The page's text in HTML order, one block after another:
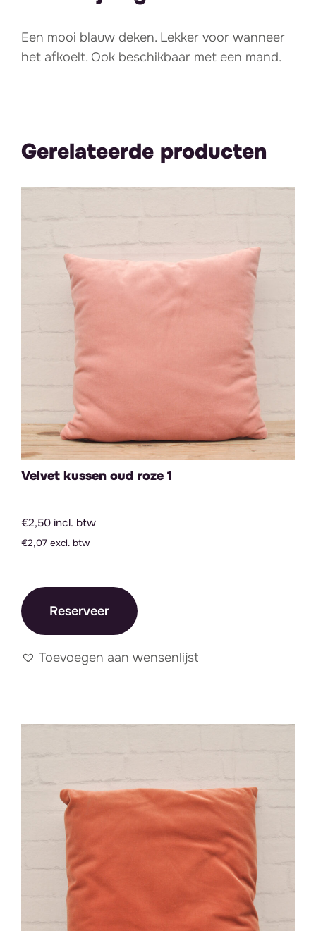
Een mooi blauw deken. Lekker voor wanneer
het afkoelt. Ook beschikbaar met een mand.
Gerelateerde producten
Velvet kussen oud roze 1
€2,50 incl. btw
€2,07 excl. btw
Reserveer
Toevoegen aan wensenlijst